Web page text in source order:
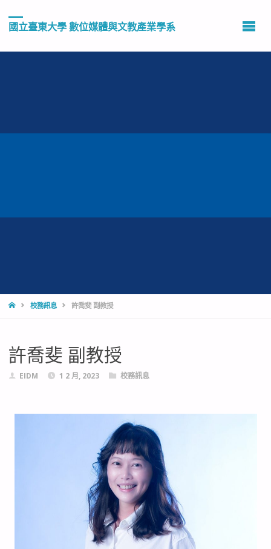
國立臺東大學 數位媒體與文教產業學系
校務訊息 許喬斐 副教授
許喬斐 副教授
EIDM 1 2 月, 2023 校務訊息